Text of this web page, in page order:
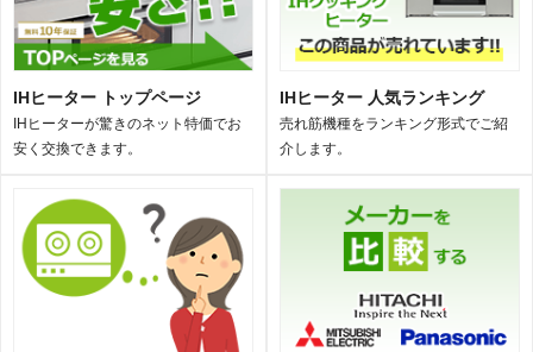
IHヒーター トップページ
IHヒーターが驚きのネット特価でお
安く交換できます。
IHヒーター 人気ランキング
売れ筋機種をランキング形式でご紹
介します。